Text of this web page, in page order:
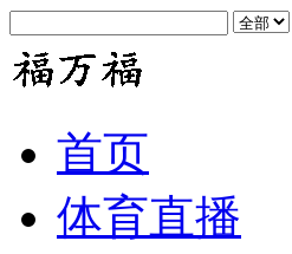
首页
体育直播